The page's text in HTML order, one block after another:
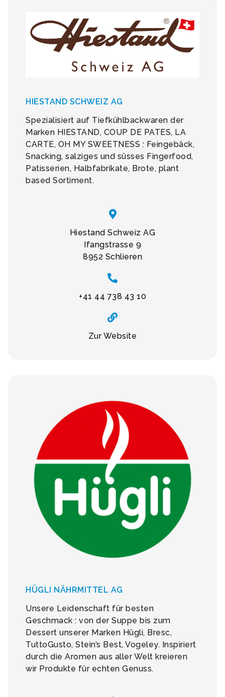
HIESTAND SCHWEIZ AG
Spezialisiert auf Tiefkühlbackwaren der
Marken HIESTAND, COUP DE PATES, LA
CARTE, OH MY SWEETNESS : Feingebäck,
Snacking, salziges und süsses Fingerfood,
Patisserien, Halbfabrikate, Brote, plant
based Sortiment.
Hiestand Schweiz AG
Ifangstrasse 9
8952 Schlieren
+41 44 738 43 10
Zur Website
HÜGLI NÄHRMITTEL AG
Unsere Leidenschaft für besten
Geschmack : von der Suppe bis zum
Dessert unserer Marken Hügli, Bresc,
TuttoGusto, Stein’s Best, Vogeley. Inspiriert
durch die Aromen aus aller Welt kreieren
wir Produkte für echten Genuss.